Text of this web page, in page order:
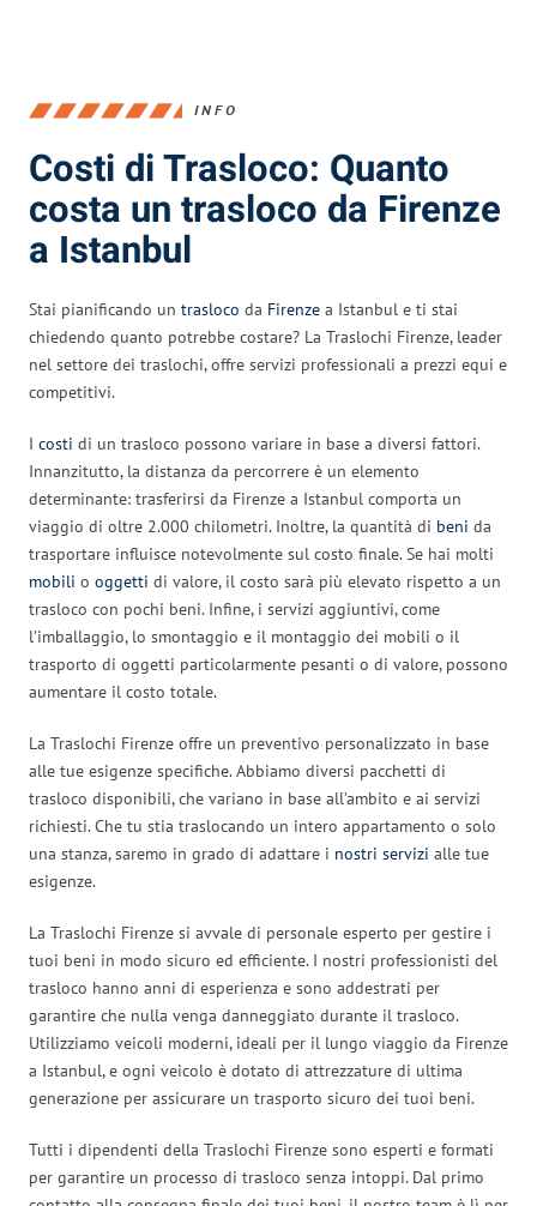
INFO
Costi di Trasloco: Quanto
costa un trasloco da Firenze
a Istanbul
Stai pianificando un trasloco da Firenze a Istanbul e ti stai
chiedendo quanto potrebbe costare? La Traslochi Firenze, leader
nel settore dei traslochi, offre servizi professionali a prezzi equi e
competitivi.
I costi di un trasloco possono variare in base a diversi fattori.
Innanzitutto, la distanza da percorrere è un elemento
determinante: trasferirsi da Firenze a Istanbul comporta un
viaggio di oltre 2.000 chilometri. Inoltre, la quantità di beni da
trasportare influisce notevolmente sul costo finale. Se hai molti
mobili o oggetti di valore, il costo sarà più elevato rispetto a un
trasloco con pochi beni. Infine, i servizi aggiuntivi, come
l’imballaggio, lo smontaggio e il montaggio dei mobili o il
trasporto di oggetti particolarmente pesanti o di valore, possono
aumentare il costo totale.
La Traslochi Firenze offre un preventivo personalizzato in base
alle tue esigenze specifiche. Abbiamo diversi pacchetti di
trasloco disponibili, che variano in base all’ambito e ai servizi
richiesti. Che tu stia traslocando un intero appartamento o solo
una stanza, saremo in grado di adattare i nostri servizi alle tue
esigenze.
La Traslochi Firenze si avvale di personale esperto per gestire i
tuoi beni in modo sicuro ed efficiente. I nostri professionisti del
trasloco hanno anni di esperienza e sono addestrati per
garantire che nulla venga danneggiato durante il trasloco.
Utilizziamo veicoli moderni, ideali per il lungo viaggio da Firenze
a Istanbul, e ogni veicolo è dotato di attrezzature di ultima
generazione per assicurare un trasporto sicuro dei tuoi beni.
Tutti i dipendenti della Traslochi Firenze sono esperti e formati
per garantire un processo di trasloco senza intoppi. Dal primo